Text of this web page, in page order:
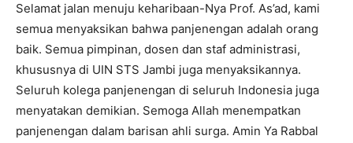
Selamat jalan menuju keharibaan-Nya Prof. As’ad, kami
semua menyaksikan bahwa panjenengan adalah orang
baik. Semua pimpinan, dosen dan staf administrasi,
khususnya di UIN STS Jambi juga menyaksikannya.
Seluruh kolega panjenengan di seluruh Indonesia juga
menyatakan demikian. Semoga Allah menempatkan
panjenengan dalam barisan ahli surga. Amin Ya Rabbal